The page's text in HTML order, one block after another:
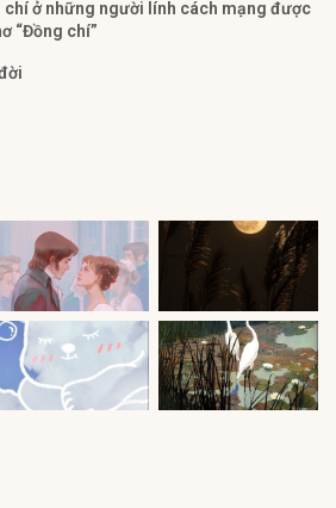
chí ở những người lính cách mạng được
“Đồng chí”